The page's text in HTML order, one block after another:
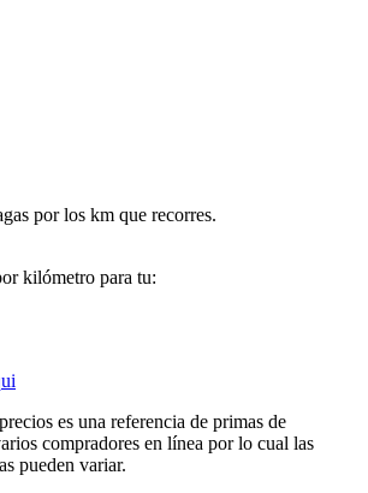
por los km que recorres.
kilómetro para tu:
es una referencia de primas de
compradores en línea por lo cual las
pueden variar.